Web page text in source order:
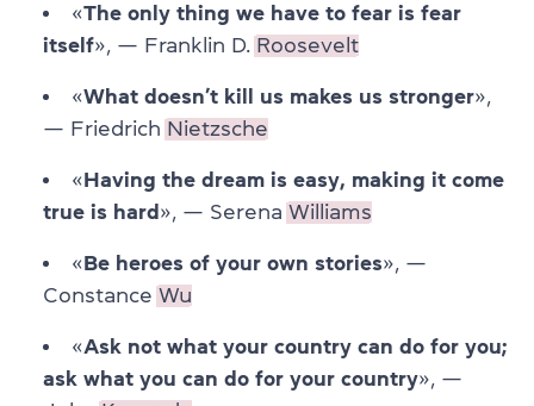
«The only thing we have to fear is fear
itself», — Franklin D. Roosevelt
«What doesn’t kill us makes us stronger»,
— Friedrich Nietzsche
«Having the dream is easy, making it come
true is hard », — Serena Williams
«Be heroes of your own stories», —
Constance Wu
«Ask not what your country can do for you;
ask what you can do for your country», —